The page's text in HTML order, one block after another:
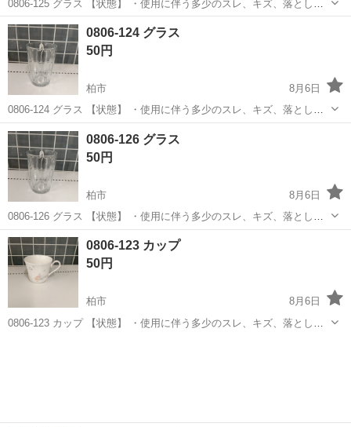
0806-125 グラス 【状態】 ・使用に伴う多少のスレ、キズ、落としき
れない汚れなどございます ・詳細は現地でご確認ください ・お値引き
は出来かねますのでご了承願います ※中古品のため、状態については
ご...
千葉 柏市 現地
0806-124 グラス
50円
柏市
8月6日
0806-124 グラス 【状態】 ・使用に伴う多少のスレ、キズ、落としき
れない汚れなどございます ・詳細は現地でご確認ください ・お値引き
は出来かねますのでご了承願います ※中古品のため、状態については
ご...
千葉 柏市 現地
0806-126 グラス
50円
柏市
8月6日
0806-126 グラス 【状態】 ・使用に伴う多少のスレ、キズ、落としき
れない汚れなどございます ・詳細は現地でご確認ください ・お値引き
は出来かねますのでご了承願います ※中古品のため、状態については
ご...
千葉 柏市 食器 現地
0806-123 カップ
50円
柏市
8月6日
0806-123 カップ 【状態】 ・使用に伴う多少のスレ、キズ、落としき